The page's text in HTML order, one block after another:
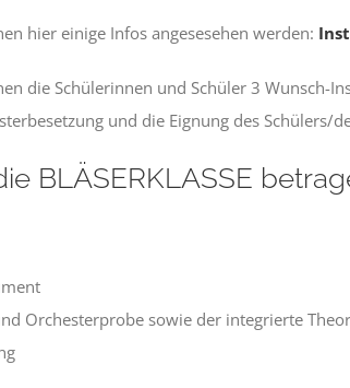
hier einige Infos angesesehen werden:
die Schülerinnen und Schüler 3 Wunsch-
und die Eignung des Schülers/
BLÄSERKLASSE
Orchesterprobe sowie der integrierte